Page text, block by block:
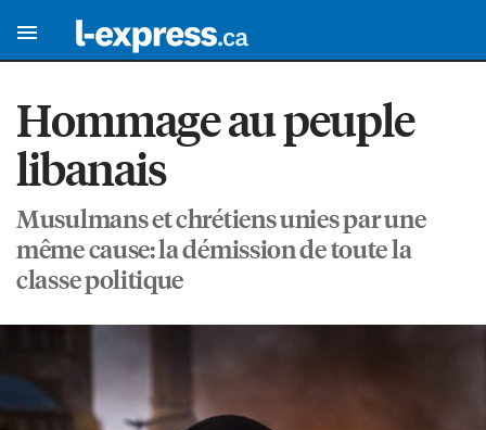
Hommage au peuple
libanais
Musulmans et chrétiens unies par une
même cause: la démission de toute la
classe politique